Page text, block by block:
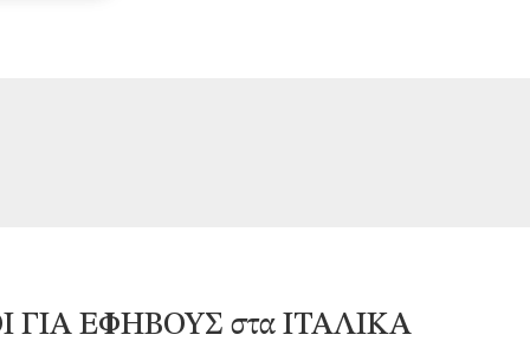
ΓΙΑ ΕΦΗΒΟΥΣ στα ΙΤΑΛΙΚΑ